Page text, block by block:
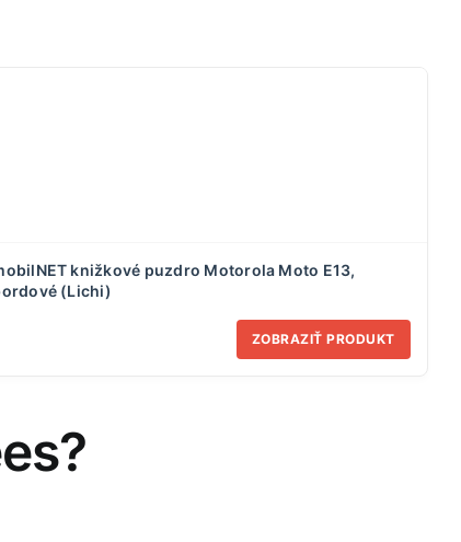
knižkové puzdro Motorola Moto E13,
(Lichi)
ZOBRAZIŤ PRODUKT